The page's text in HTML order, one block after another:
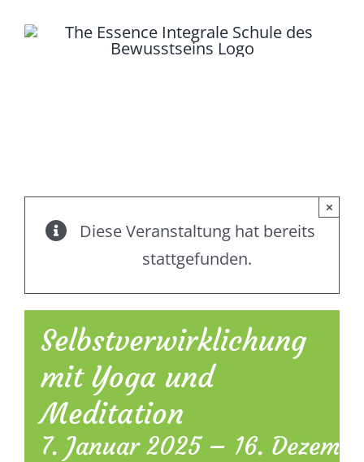
Inhalt
Login
Podcasts
Diese Veranstaltung hat bereits
stattgefunden.
×
Selbstverwirklichung
mit Yoga und
Meditation
7. Januar 2025– 16.